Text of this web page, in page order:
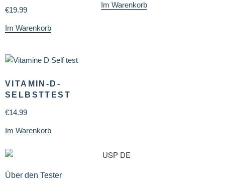
€19.99
Im Warenkorb
Im Warenkorb
VITAMIN-D-
SELBSTTEST
€14.99
Im Warenkorb
Über den Tester